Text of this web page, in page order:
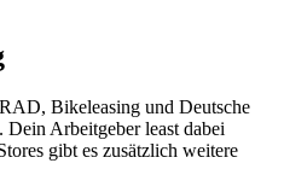
Bikeleasing und Deutsche
Dein Arbeitgeber least dabei
gibt es zusätzlich weitere